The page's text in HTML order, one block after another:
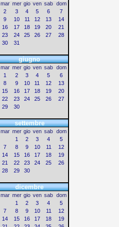
mar mer gio ven sab dom
2 3 4 5 6
7
9 10 11 12 13
14
16 17 18 19 20
21
23 24 25 26 27
28
30 31
giugno
mar mer gio ven sab dom
1
2 3 4 5
6
8 9 10 11 12
13
15 16 17 18 19
20
22 23 24 25 26
27
29 30
settembre
mar mer gio ven sab dom
1
2 3 4
5
7 8 9 10 11
12
14 15 16 17 18
19
21 22 23 24 25
26
28 29 30
dicembre
mar mer gio ven sab dom
1
2 3 4
5
7 8 9 10 11
12
14 15 16 17 18
19